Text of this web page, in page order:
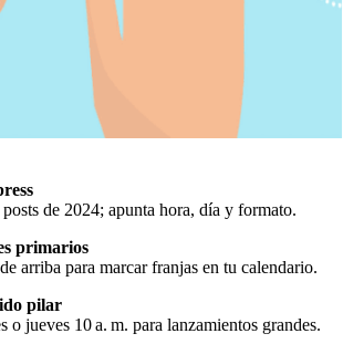
de 2024; apunta hora, día y formato.
primarios
arriba para marcar franjas en tu calendario.
pilar
o jueves 10 a. m. para lanzamientos grandes.